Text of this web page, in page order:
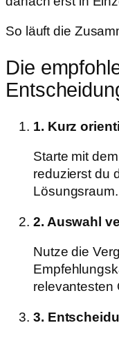
So läuft die
Die
1. Kurz
Starte mit
reduzierst du
Lösungsraum.
2. Auswahl
Nutze die
relevantesten
3.